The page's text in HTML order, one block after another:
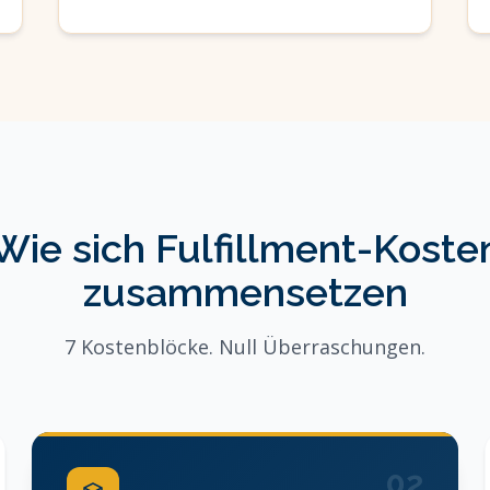
sich Fulfillment-
zusammensetzen
7 Kostenblöcke. Null Überraschungen.